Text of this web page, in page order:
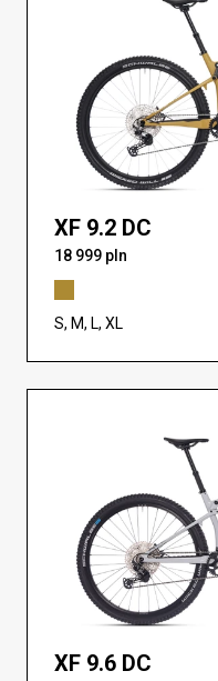
XF 9.2 DC
18 999 pln
S, M, L, XL
XF 9.6 DC